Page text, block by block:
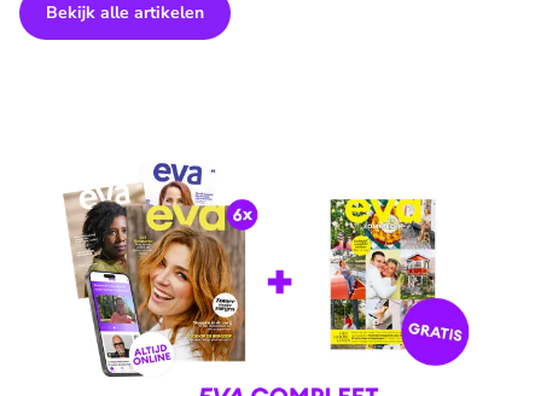
Bekijk alle artikelen